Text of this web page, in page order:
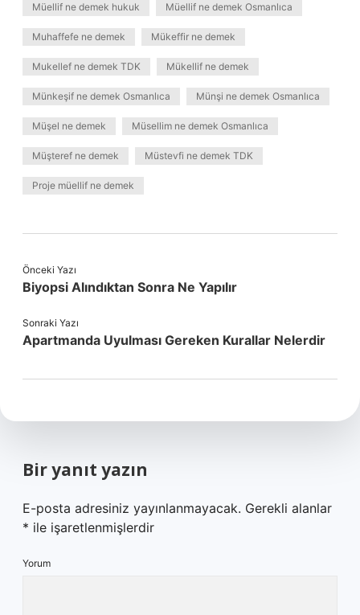
Müellif ne demek hukuk Müellif ne demek Osmanlıca
Muhaffefe ne demek Mükeffir ne demek
Mukellef ne demek TDK Mükellif ne demek
Münkeşif ne demek Osmanlıca Münşi ne demek Osmanlıca
Müşel ne demek Müsellim ne demek Osmanlıca
Müşteref ne demek Müstevfi ne demek TDK
Proje müellif ne demek
Önceki Yazı
Biyopsi Alındıktan Sonra Ne Yapılır
Sonraki Yazı
Apartmanda Uyulması Gereken Kurallar Nelerdir
Bir yanıt yazın
E-posta adresiniz yayınlanmayacak. Gerekli alanlar
* ile işaretlenmişlerdir
Yorum